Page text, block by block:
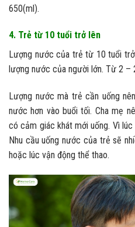
650(ml).
4. Trẻ từ 10 tuổi trở lên
Lượng nước của trẻ từ 10 tuổi
lượng nước của người lớn. Từ 2 –
Lượng nước mà trẻ cần uống
nước hơn vào buổi tối. Cha mẹ
có cảm giác khát mới uống. Vì
Nhu cầu uống nước của trẻ sẽ
hoặc lúc vận động thể thao.